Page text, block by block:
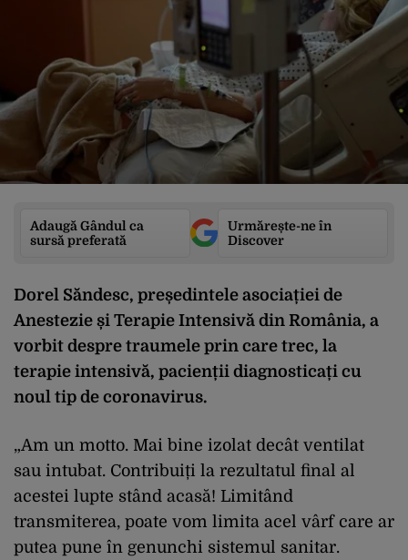
Adaugă Gândul ca
sursă preferată
Urmărește-ne în
Discover
Dorel Săndesc, președintele asociației de
Anestezie și Terapie Intensivă din România, a
vorbit despre traumele prin care trec, la
terapie intensivă, pacienții diagnosticați cu
noul tip de coronavirus.
„Am un motto. Mai bine izolat decât ventilat
sau intubat. Contribuiți la rezultatul final al
acestei lupte stând acasă! Limitând
transmiterea, poate vom limita acel vârf care ar
putea pune în genunchi sistemul sanitar.